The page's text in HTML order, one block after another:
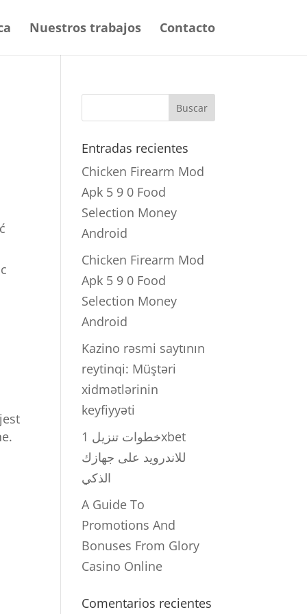
Nuestros trabajos Contacto
Entradas recientes
Chicken Firearm Mod
Apk 5 9 0 Food
Selection Money
Android
Chicken Firearm Mod
Apk 5 9 0 Food
Selection Money
Android
Kazino rəsmi saytının
reytinqi: Müştəri
xidmətlərinin
keyfiyyəti
خطوات تنزيل 1xbet
للاندرويد على جهازك
الذكي
A Guide To
Promotions And
Bonuses From Glory
Casino Online
Comentarios recientes